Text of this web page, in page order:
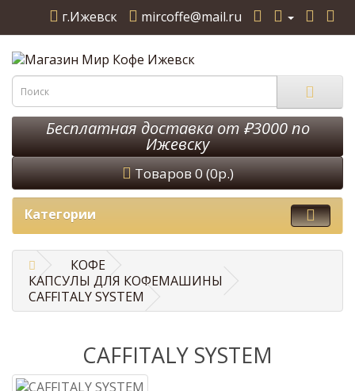
г.Ижевск mircoffe@mail.ru
Бесплатная доставка от ₽3000 по
Ижевску
Товаров 0 (0р.)
Категории
КОФЕ
КАПСУЛЫ ДЛЯ КОФЕМАШИНЫ
CAFFITALY SYSTEM
CAFFITALY SYSTEM